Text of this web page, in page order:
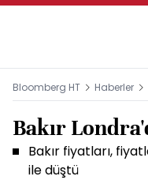
Bloomberg HT Haberler
Bakır
Bakır fiyatları,
ile düştü